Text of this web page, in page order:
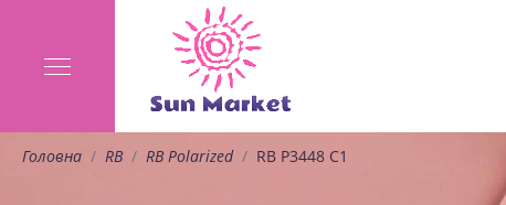
Головна RB RB Polarized RB P3448 C1